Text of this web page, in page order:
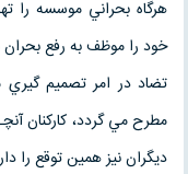
هرگاه بحراني موسسه را
خود را موظف به رفع بحران
تضاد در امر تصميم
مطرح مي گردد، كاركنان
ديگران نيز همين توقع را